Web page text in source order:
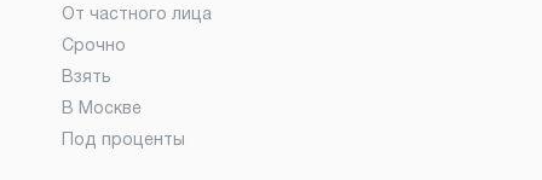
От частного лица
Срочно
Взять
В Москве
Под проценты